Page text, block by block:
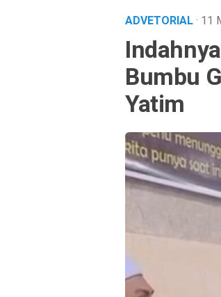
ADVETORIAL· 11
Bumbu
Yatim